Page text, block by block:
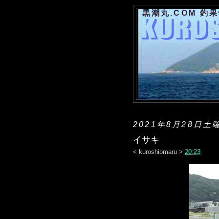
黒潮丸.COM 釣
2021年8月28日土
イサキ
< kuroshiomaru > 20:23